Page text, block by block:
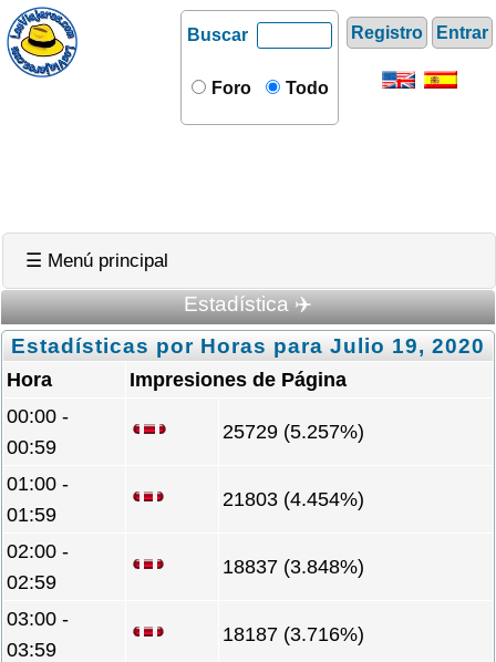
Registro Entrar
Buscar
Foro Todo
☰ Menú principal
Estadística ✈️
Estadísticas por Horas para Julio 19, 2020
Hora
Impresiones de Página
00:00 -
00:59
25729 (5.257%)
01:00 -
01:59
21803 (4.454%)
02:00 -
02:59
18837 (3.848%)
03:00 -
03:59
18187 (3.716%)